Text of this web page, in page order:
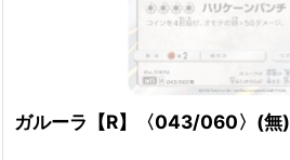
ガルーラ【R】〈043/060〉(無)